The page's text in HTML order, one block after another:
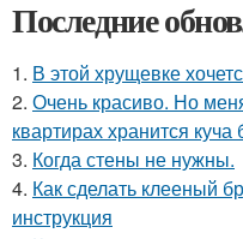
Последние
1. В этой хрущевке
2. Очень красиво. Но
квартирах хранится куча
3. Когда стены не нужны.
4. Как сделать клееный
инструкция